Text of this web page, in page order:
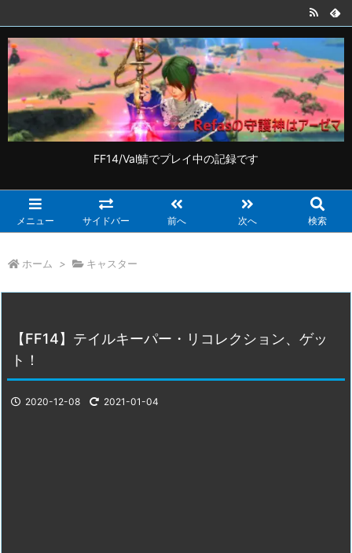
FF14/Val鯖でプレイ中の記録です
メニュー サイドバー 前へ 次へ 検索
ホーム > キャスター
【FF14】テイルキーパー・リコレクション、ゲッ
ト！
2020-12-08 2021-01-04